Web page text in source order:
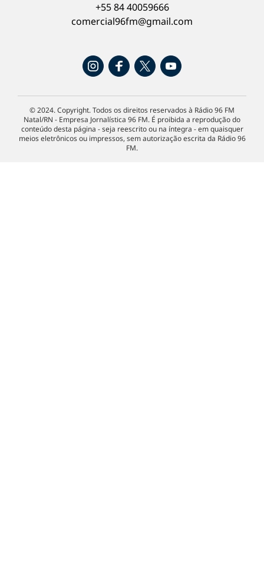
+55 84 40059666
comercial96fm@gmail.com
© 2024. Copyright. Todos os direitos reservados à Rádio 96 FM
Natal/RN - Empresa Jornalística 96 FM. É proibida a reprodução do
conteúdo desta página - seja reescrito ou na íntegra - em quaisquer
meios eletrônicos ou impressos, sem autorização escrita da Rádio 96
FM.